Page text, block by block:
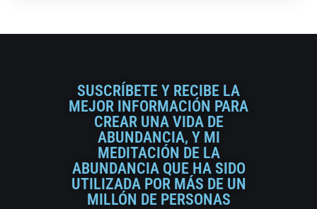
SUSCRÍBETE Y RECIBE LA
MEJOR INFORMACIÓN PARA
CREAR UNA VIDA DE
ABUNDANCIA, Y MI
MEDITACIÓN DE LA
ABUNDANCIA QUE HA SIDO
UTILIZADA POR MÁS DE UN
MILLÓN DE PERSONAS